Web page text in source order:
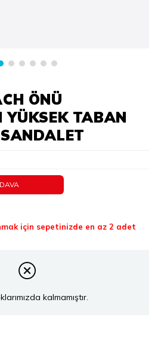
ÖNÜ
YÜKSEK TABAN
için sepetinizde en az 2 adet
kalmamıştır.